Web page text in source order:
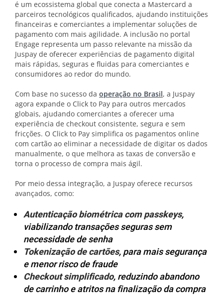
é um ecossistema global que conecta a Mastercard a
parceiros tecnológicos qualificados, ajudando instituições
financeiras e comerciantes a implementar soluções de
pagamento com mais agilidade. A inclusão no portal
Engage representa um passo relevante na missão da
Juspay de oferecer experiências de pagamento digital
mais rápidas, seguras e fluidas para comerciantes e
consumidores ao redor do mundo.
Com base no sucesso da operação no Brasil, a Juspay
agora expande o Click to Pay para outros mercados
globais, ajudando comerciantes a oferecer uma
experiência de checkout consistente, segura e sem
fricções. O Click to Pay simplifica os pagamentos online
com cartão ao eliminar a necessidade de digitar os dados
manualmente, o que melhora as taxas de conversão e
torna o processo de compra mais ágil.
Por meio dessa integração, a Juspay oferece recursos
avançados, como:
Autenticação biométrica com passkeys,
viabilizando transações seguras sem
necessidade de senha
Tokenização de cartões, para mais segurança
e menor risco de fraude
Checkout simplificado, reduzindo abandono
de carrinho e atritos na finalização da compra